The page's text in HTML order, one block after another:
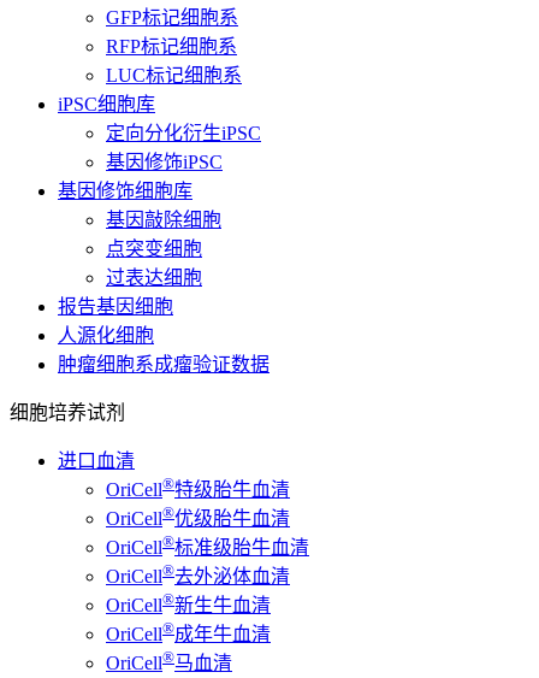
GFP标记细胞系
RFP标记细胞系
LUC标记细胞系
iPSC细胞库
定向分化衍生iPSC
基因修饰iPSC
基因修饰细胞库
基因敲除细胞
点突变细胞
过表达细胞
报告基因细胞
人源化细胞
肿瘤细胞系成瘤验证数据
细胞培养试剂
进口血清
OriCell®特级胎牛血清
OriCell®优级胎牛血清
OriCell®标准级胎牛血清
OriCell®去外泌体血清
OriCell®新生牛血清
OriCell®成年牛血清
OriCell®马血清